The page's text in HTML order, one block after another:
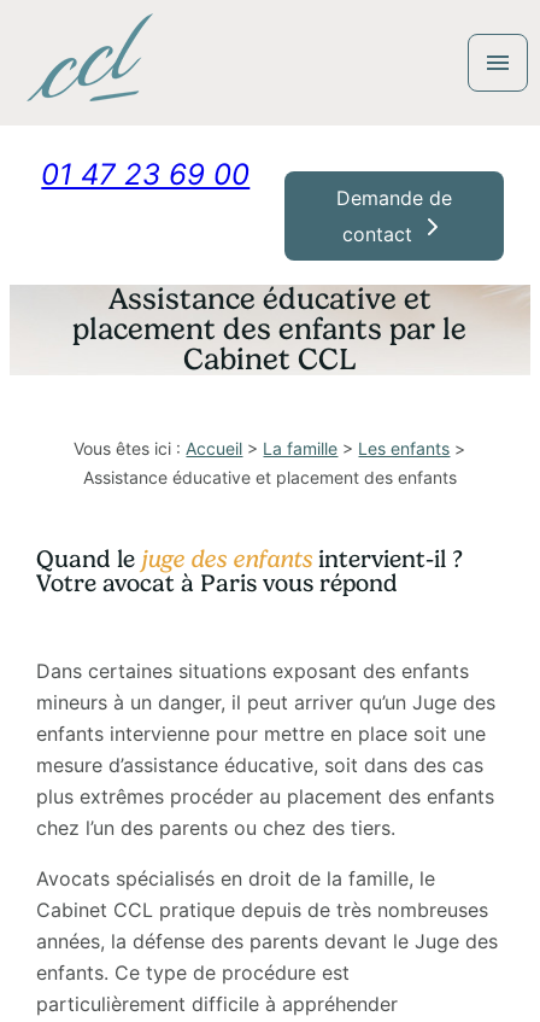
menu
01 47 23 69 00
Demande de
contact
Assistance éducative et
placement des enfants par le
Cabinet CCL
Vous êtes ici : Accueil > La famille > Les enfants >
Assistance éducative et placement des enfants
Quand le juge des enfants intervient-il ?
Votre avocat à Paris vous répond
Dans certaines situations exposant des enfants
mineurs à un danger, il peut arriver qu’un Juge des
enfants intervienne pour mettre en place soit une
mesure d’assistance éducative, soit dans des cas
plus extrêmes procéder au placement des enfants
chez l’un des parents ou chez des tiers.
Avocats spécialisés en droit de la famille, le
Cabinet CCL pratique depuis de très nombreuses
années, la défense des parents devant le Juge des
enfants. Ce type de procédure est
particulièrement difficile à appréhender
Panneau de gestion des cookies